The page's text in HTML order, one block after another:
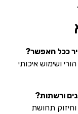
ככל האפשר?
ושימוש איכותי
ורשתות?
תחושת